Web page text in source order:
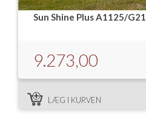
Sun Shine Plus A1125/G21
9.273,00
LÆG I KURVEN